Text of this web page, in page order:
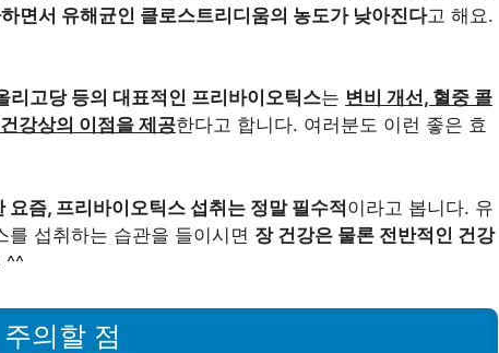
면서 유해균인 클로스트리디움의 농도가 낮아진다고 해요.
리고당 등의 대표적인 프리바이오틱스는 변비 개선, 혈중 콜
강상의 이점을 제공한다고 합니다. 여러분도 이런 좋은 효
즘, 프리바이오틱스 섭취는 정말 필수적이라고 봅니다. 유
섭취하는 습관을 들이시면 장 건강은 물론 전반적인 건강
^^
의할 점